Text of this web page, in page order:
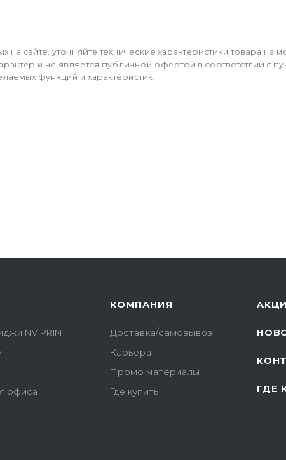
на сайте, уточняйте технические характеристики товара на
и не является публичной офертой в соответствии с
функций и характеристик.
NV PRINT
офиса
КОМПАНИЯ
Доставка/самовывоз
Карьера
Промо материалы
Где купить
ГДЕ